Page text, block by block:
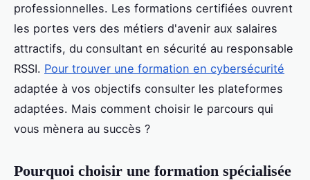
professionnelles. Les formations certifiées ouvrent
les portes vers des métiers d'avenir aux salaires
attractifs, du consultant en sécurité au responsable
RSSI. Pour trouver une formation en cybersécurité
adaptée à vos objectifs consulter les plateformes
adaptées. Mais comment choisir le parcours qui
vous mènera au succès ?
Pourquoi choisir une formation spécialisée